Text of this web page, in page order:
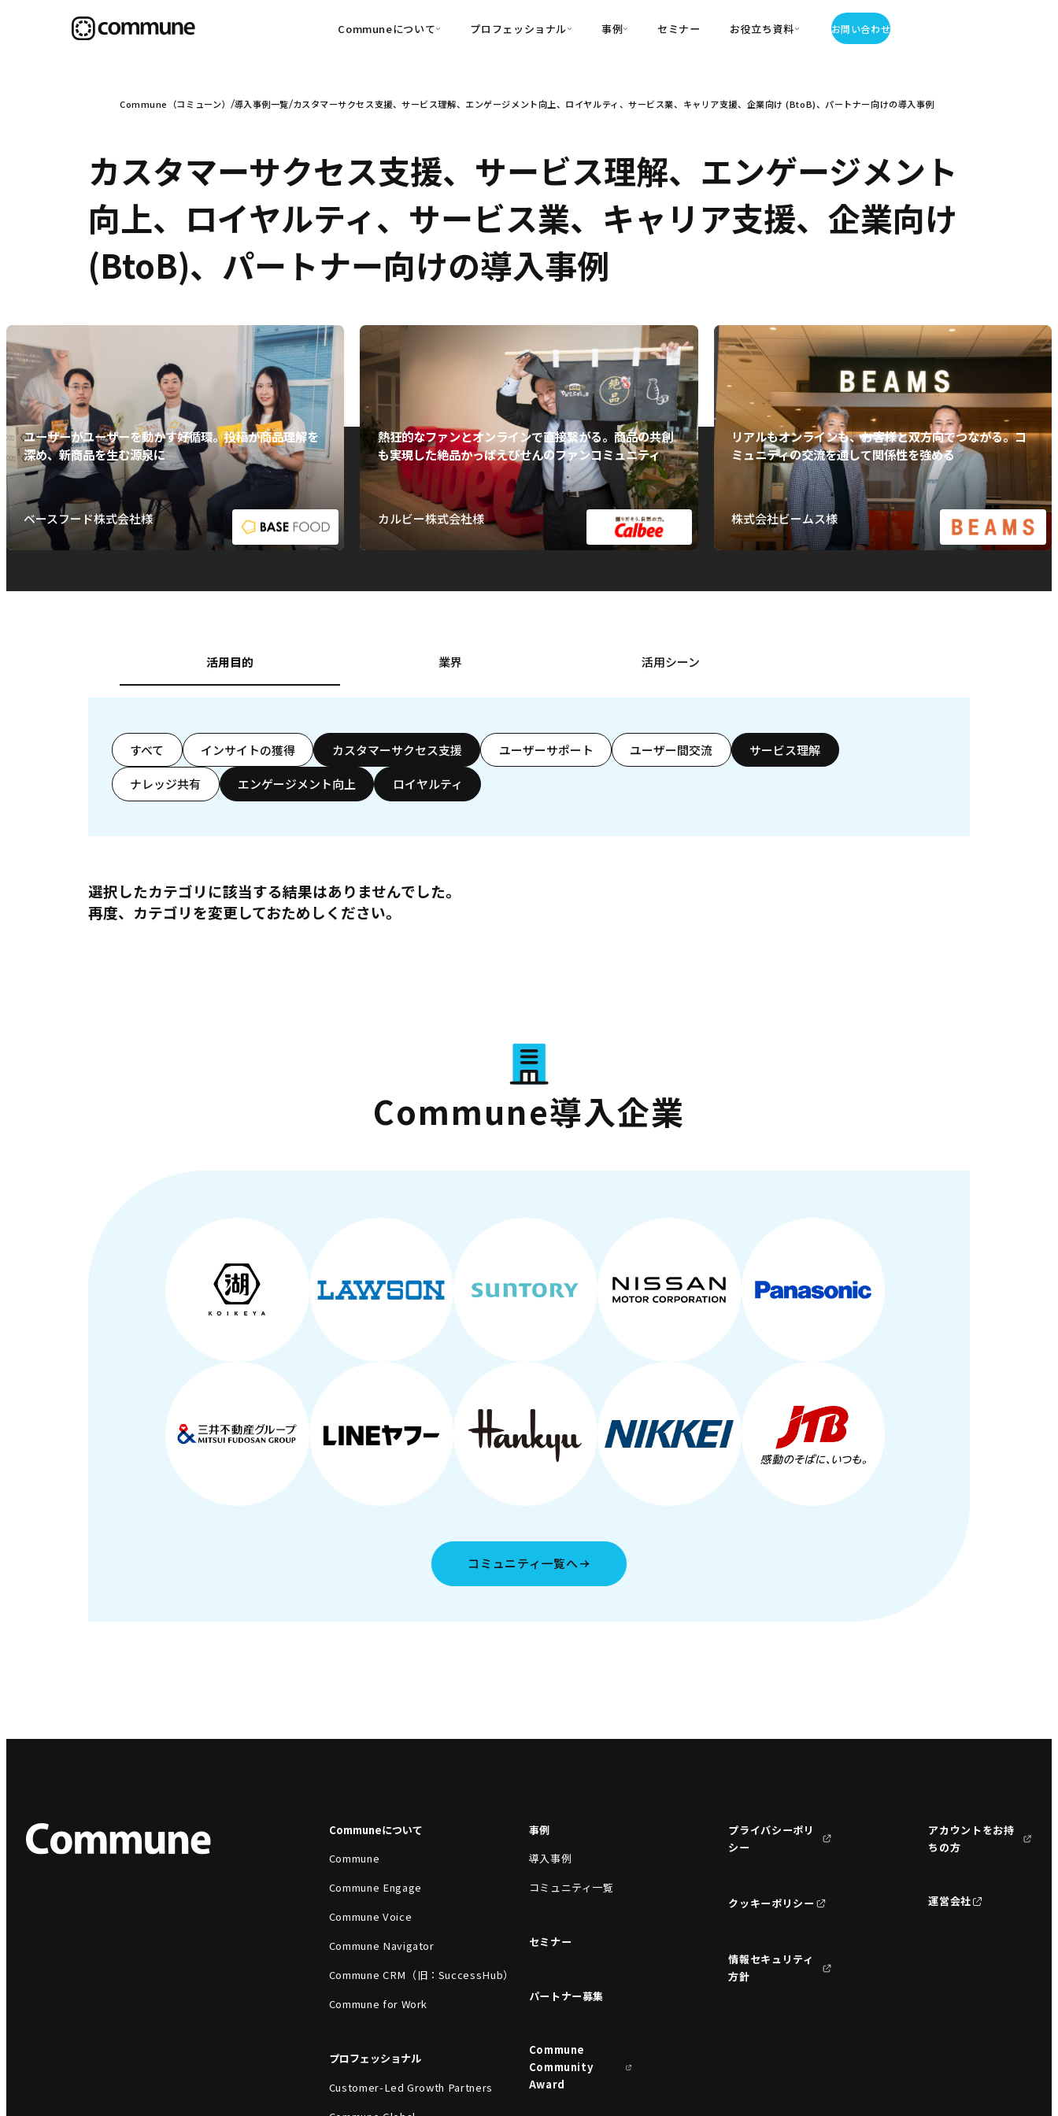
Communeについて
可視化
育成
・Commune Voice ・Commune Navigator
信頼を醸成する信頼起点経営基盤
・Commune CRM（旧：
SuccessHub）
社内コミュニケーションの変革を支援
・Commune for Work
プロフェッショナル
・Customer-Led Growth
事例
導入事例
セミナー お役立ち資料
・お役立ち資料
お問い合わせ
Commune（コミューン） 導入事例一覧 カスタマーサクセス支援、サービス理解、エンゲージメント向上、ロイヤルティ、サービス業、キャリア支援、企業向け (BtoB)、パートナー向けの導入事例
カスタマーサクセス支援、サービス理解、エンゲージメント
向上、ロイヤルティ、サービス業、キャリア支援、企業向け
(BtoB)、パートナー向けの導入事例
ユーザーがユーザーを動かす好循環。投稿が商品理解を
深め、新商品を生む源泉に
ベースフード株式会社様
熱狂的なファンとオンラインで直接繋がる。商品の共創
も実現した絶品かっぱえびせんのファンコミュニティ
カルビー株式会社様
リアルもオンラインも、お客様と双方向でつながる。コ
ミュニティの交流を通して関係性を強める
株式会社ビームス様
活用目的 業界 活用シーン
すべて インサイトの獲得 カスタマーサクセス支援 ユーザーサポート ユーザー間交流 サービス理解
ナレッジ共有 エンゲージメント向上 ロイヤルティ
選択したカテゴリに該当する結果はありませんでした。
再度、カテゴリを変更しておためしください。
Commune導入企業
コミュニティ一覧へ
Communeについて
Commune
Commune Engage
Commune Voice
Commune Navigator
Commune CRM（旧：SuccessHub）
Commune for Work
プロフェッショナル
Customer-Led Growth Partners
事例
導入事例
コミュニティ一覧
セミナー
パートナー募集
Commune
Community
Award
プライバシーポリ
シー
クッキーポリシー
情報セキュリティ
方針
アカウントをお持
ちの方
運営会社